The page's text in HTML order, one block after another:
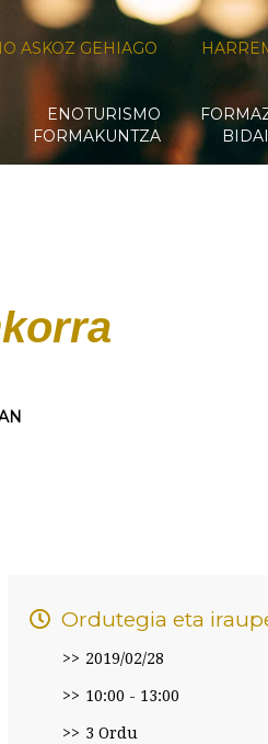
ASKOZ GEHIAGO
ENOTURISMO
FORMAKUNTZA
Ordutegia eta
2019/02/28
10:00 - 13:00
3 Ordu